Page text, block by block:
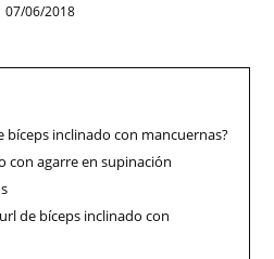
07/06/2018
bíceps inclinado con mancuernas?
con agarre en supinación
de bíceps inclinado con